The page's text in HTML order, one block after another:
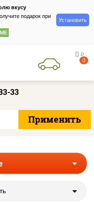
вкусу
подарок при
Установить
0 руб
0
33